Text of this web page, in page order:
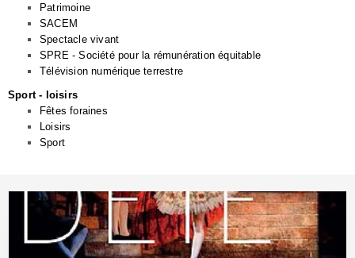
Patrimoine
SACEM
Spectacle vivant
SPRE - Société pour la rémunération équitable
Télévision numérique terrestre
Sport - loisirs
Fêtes foraines
Loisirs
Sport